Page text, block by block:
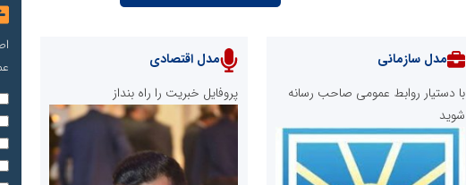
مدل سازمانی
با دستیار روابط عمومی صاحب رسانه
شوید
مدل اقتصادی
پروفایل خبریت را راه بنداز